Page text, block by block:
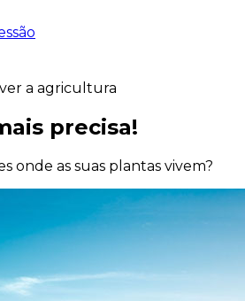
a agricultura
precisa!
onde as suas plantas vivem?